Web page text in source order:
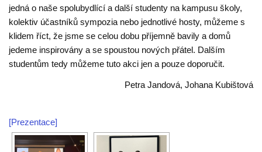
jedná o naše spolubydlící a další studenty na kampusu školy,
kolektiv účastníků sympozia nebo jednotlivé hosty, můžeme s
klidem říct, že jsme se celou dobu příjemně bavily a domů
jedeme inspirovány a se spoustou nových přátel. Dalším
studentům tedy můžeme tuto akci jen a pouze doporučit.
Petra Jandová, Johana Kubištová
[Prezentace]